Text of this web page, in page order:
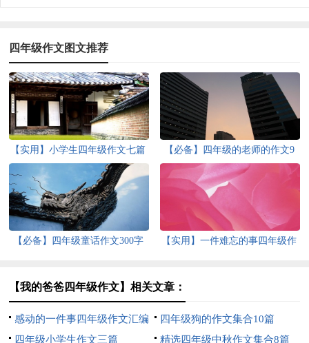
四年级作文图文推荐
【实用】小学生四年级作文七篇
【必备】四年级的老师的作文9
篇
【必备】四年级童话作文300字
【实用】一件难忘的事四年级作
【我的爸爸四年级作文】相关文章：
感动的一件事四年级作文汇编
八篇
四年级狗的作文集合10篇
四年级小学生作文三篇
精选四年级中秋作文集合8篇